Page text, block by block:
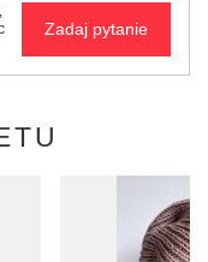
Zadaj pytanie